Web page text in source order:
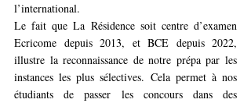
l’international.
Le fait que La Résidence soit centre d’examen
Ecricome depuis 2013, et BCE depuis 2022,
illustre la reconnaissance de notre prépa par les
instances les plus sélectives. Cela permet à nos
étudiants de passer les concours dans des